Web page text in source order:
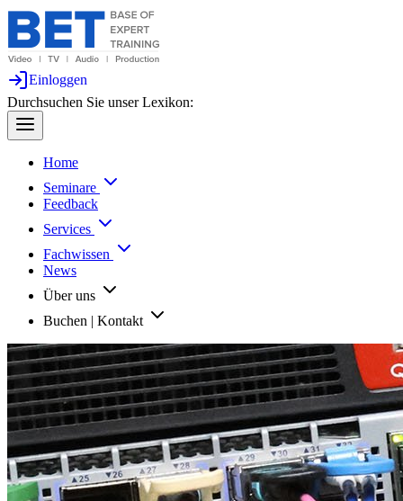
Einloggen
Durchsuchen Sie unser Lexikon:
Home
Seminare
Feedback
Services
Fachwissen
News
Über uns
Buchen | Kontakt